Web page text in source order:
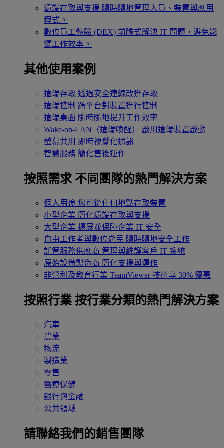
遠端存取與支援 隨時隨地管理人員、裝置與應用
程式。
數位員工體驗 (DEX) 前瞻式解決 IT 問題，避免影
響工作效率。
其他使用案例
遠端存取 透過安全連線改進存取
遠端控制 跨平台對裝置進行控制
遠端桌面 隨時隨地提升工作效率
Wake-on-LAN（遠端喚醒）
啟用遠端裝置啟動
螢幕共用 即時視覺化通訊
智慧服務 簡化售後運作
按照需求 不同團隊的熱門解決方案
個人用途 您可從任何地點存取裝置
小型企業 簡化遠端存取與支援
大型企業 擴展並保障企業 IT 安全
自由工作者與數位遊民 隨時隨地安全工作
託管服務供應商 管理與維護客戶 IT 系統
原始設備製造商 簡化支援與運作
非營利及教育行業 TeamViewer 技術享 30% 優惠
按照行業 按行業分類的熱門解決方案
汽車
農業
物流
製造業
零售
醫療保健
銀行與金融
公共領域
請聯絡我們的銷售團隊